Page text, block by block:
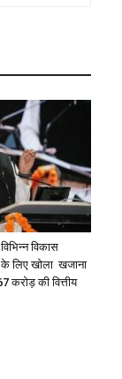
विकास
के लिए खोला खजाना
करोड़ की वित्तीय